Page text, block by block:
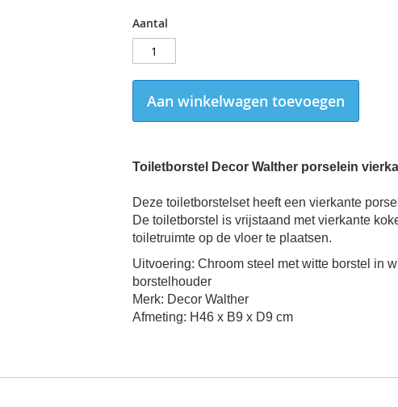
Aantal
Aan winkelwagen toevoegen
Toiletborstel Decor Walther porselein
Deze toiletborstelset heeft een vierkante
De toiletborstel is vrijstaand met vierkante
toiletruimte op de vloer te plaatsen.
Uitvoering: Chroom steel met witte borstel in
borstelhouder
Merk: Decor Walther
Afmeting: H46 x B9 x D9 cm